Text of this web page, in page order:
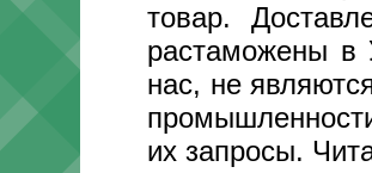
товар.
растаможены в
нас, не
их запросы.